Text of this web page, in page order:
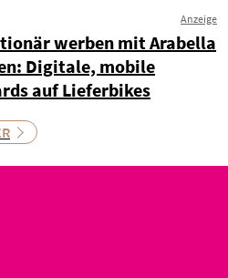
Anzeige
werben mit Arabella
Digitale, mobile
auf Lieferbikes